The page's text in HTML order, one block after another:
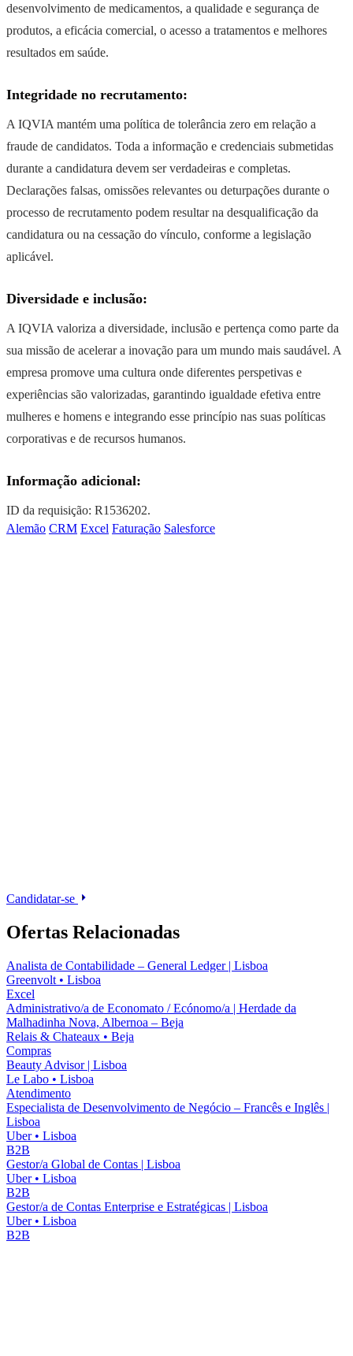
desenvolvimento de medicamentos, a qualidade e segurança de
produtos, a eficácia comercial, o acesso a tratamentos e melhores
resultados em saúde.
Integridade no recrutamento:
A IQVIA mantém uma política de tolerância zero em relação a
fraude de candidatos. Toda a informação e credenciais submetidas
durante a candidatura devem ser verdadeiras e completas.
Declarações falsas, omissões relevantes ou deturpações durante o
processo de recrutamento podem resultar na desqualificação da
candidatura ou na cessação do vínculo, conforme a legislação
aplicável.
Diversidade e inclusão:
A IQVIA valoriza a diversidade, inclusão e pertença como parte da
sua missão de acelerar a inovação para um mundo mais saudável. A
empresa promove uma cultura onde diferentes perspetivas e
experiências são valorizadas, garantindo igualdade efetiva entre
mulheres e homens e integrando esse princípio nas suas políticas
corporativas e de recursos humanos.
Informação adicional:
ID da requisição: R1536202.
Alemão CRM Excel Faturação Salesforce
Candidatar-se
Ofertas Relacionadas
Analista de Contabilidade – General Ledger | Lisboa
Greenvolt • Lisboa
Excel
Administrativo/a de Economato / Ecónomo/a | Herdade da
Malhadinha Nova, Albernoa – Beja
Relais & Chateaux • Beja
Compras
Beauty Advisor | Lisboa
Le Labo • Lisboa
Atendimento
Especialista de Desenvolvimento de Negócio – Francês e Inglês |
Lisboa
Uber • Lisboa
B2B
Gestor/a Global de Contas | Lisboa
Uber • Lisboa
B2B
Gestor/a de Contas Enterprise e Estratégicas | Lisboa
Uber • Lisboa
B2B